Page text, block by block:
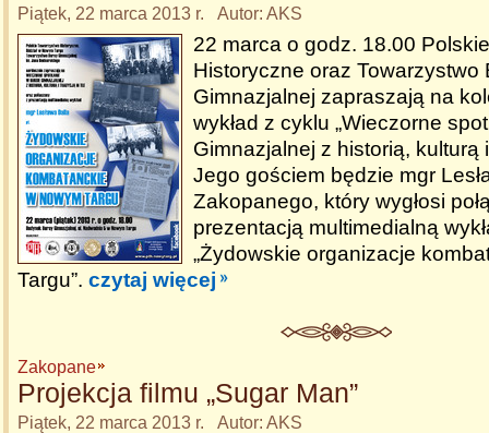
Piątek, 22 marca 2013 r. Autor: AKS
22 marca o godz. 18.00
Historyczne oraz Towarzystwo
Gimnazjalnej zapraszają na
wykład z cyklu „Wieczorne
Gimnazjalnej z historią, kulturą
Jego gościem będzie mgr
Zakopanego, który wygłosi
prezentacją multimedialną
„Żydowskie organizacje
Targu”. czytaj więcej
Zakopane
Projekcja filmu „Sugar Man”
Piątek, 22 marca 2013 r. Autor: AKS